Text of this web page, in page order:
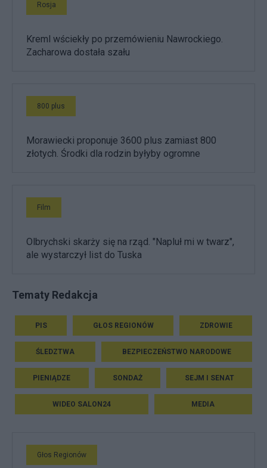
Rosja
Kreml wściekły po przemówieniu Nawrockiego.
Zacharowa dostała szału
800 plus
Morawiecki proponuje 3600 plus zamiast 800
złotych. Środki dla rodzin byłyby ogromne
Film
Olbrychski skarży się na rząd. "Napluł mi w twarz",
ale wystarczył list do Tuska
Tematy Redakcja
PIS GŁOS REGIONÓW ZDROWIE
ŚLEDZTWA BEZPIECZEŃSTWO NARODOWE
PIENIĄDZE SONDAŻ SEJM I SENAT
WIDEO SALON24 MEDIA
Głos Regionów